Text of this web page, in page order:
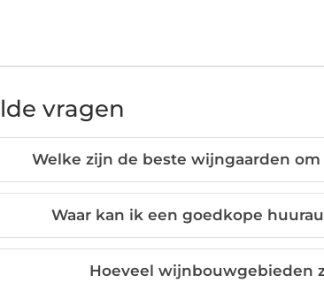
vragen
Welke zijn de beste wijngaarden
Waar kan ik een goedkope
Hoeveel wijnbouwgebieden